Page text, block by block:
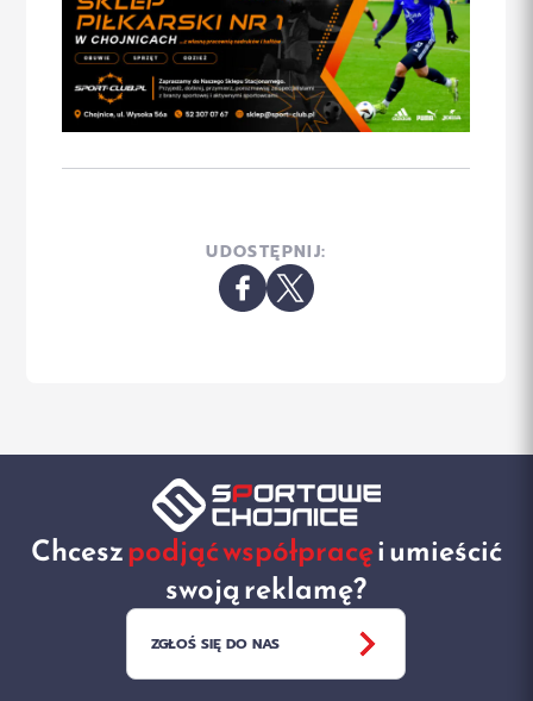
UDOSTĘPNIJ:
Chceszpodjąć współpracęi umieścić
swoją reklamę?
ZGŁOŚ SIĘ DO NAS